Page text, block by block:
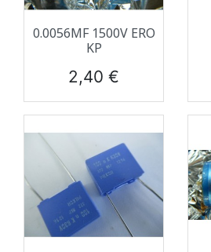
0.0056ΜF 1500V ERO
KP
Prix
2,40 €